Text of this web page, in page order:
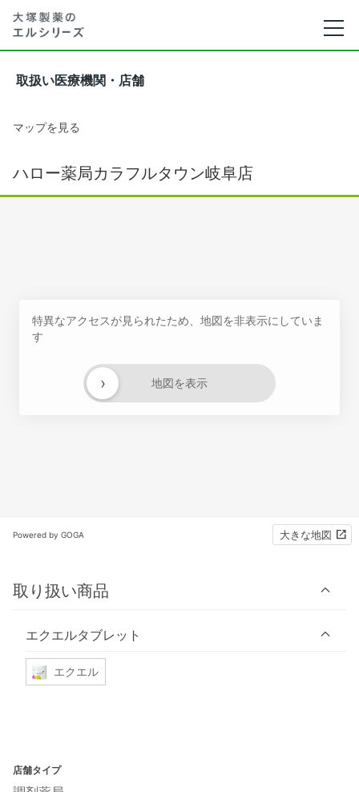
取扱い医療機関・店舗
マップを見る
ハロー薬局カラフルタウン岐阜店
特異なアクセスが見られたため、地図を非表示にしていま
す
地図を表示
›
Powered by GOGA 大きな地図
取り扱い商品
エクエルタブレット
エクエル
店舗タイプ